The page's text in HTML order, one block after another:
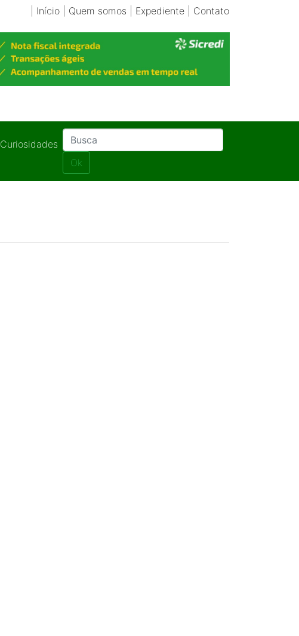
Início| Quem somos Expediente| Contato
Curiosidades
Ok